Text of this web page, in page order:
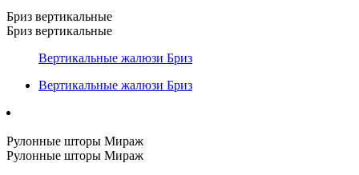
Бриз вертикальные
Бриз вертикальные
Вертикальные жалюзи Бриз
Вертикальные жалюзи Бриз
Рулонные шторы Мираж
Рулонные шторы Мираж